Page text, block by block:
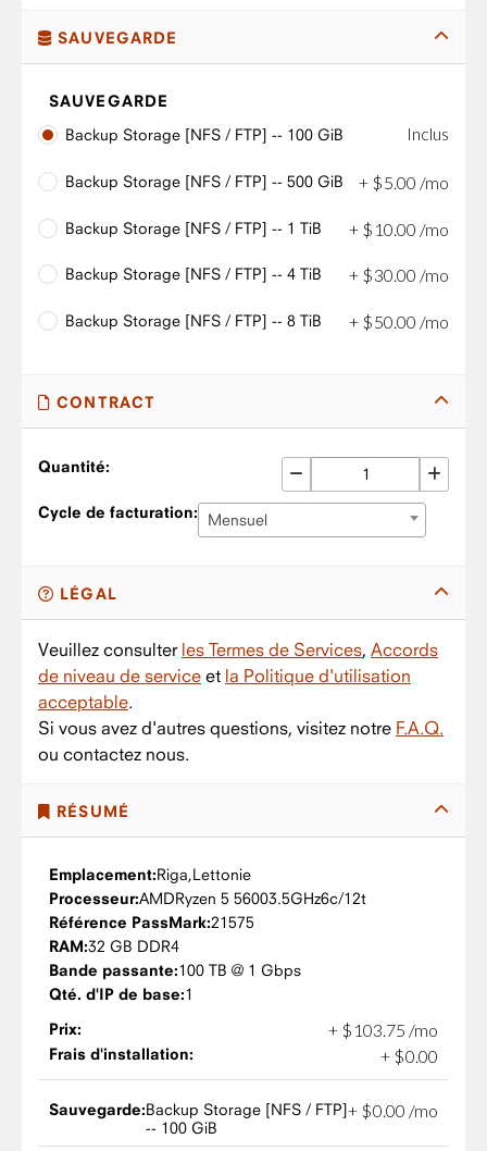
SAUVEGARDE
SAUVEGARDE
Backup Storage [NFS / FTP] -- 100 GiB
Inclus
Backup Storage [NFS / FTP] -- 500 GiB + $5 00 /mo
Backup Storage [NFS / FTP] -- 1 TiB + $ 10 00 /mo
Backup Storage [NFS / FTP] -- 4 TiB + $30.00 /mo
Backup Storage [NFS / FTP] -- 8 TiB + $50.00 /mo
CONTRACT
Quantité:
Cycle de facturation: Mensuel
LÉGAL
Veuillez consulter les Termes de Services, Accords
de niveau de service et la Politique d'utilisation
acceptable.
Si vous avez d'autres questions, visitez notre F.A.Q.
ou contactez nous.
RÉSUMÉ
Emplacement:Riga,Lettonie
Processeur:AMDRyzen 5 56003.5GHz6c/12t
Référence PassMark:21575
RAM:32 GB DDR4
Bande passante:100 TB @ 1 Gbps
Qté. d'IP de base:1
Prix:
+ $ 103.75 /mo
Frais d'installation: + $0 00
Sauvegarde:Backup Storage [NFS / FTP]
-- 100 GiB
+ $0.00 /mo